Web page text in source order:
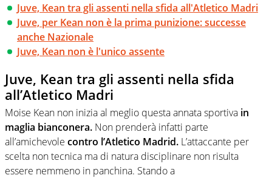
Juve, Kean tra gli assenti nella sfida all'Atletico Madri
Juve, per Kean non è la prima punizione: successe
anche Nazionale
Juve, Kean non è l'unico assente
Juve, Kean tra gli assenti nella sfida
all’Atletico Madri
Moise Kean non inizia al meglio questa annata sportiva in
maglia bianconera. Non prenderà infatti parte
all’amichevole contro l’Atletico Madrid. L’attaccante per
scelta non tecnica ma di natura disciplinare non risulta
essere nemmeno in panchina. Stando a